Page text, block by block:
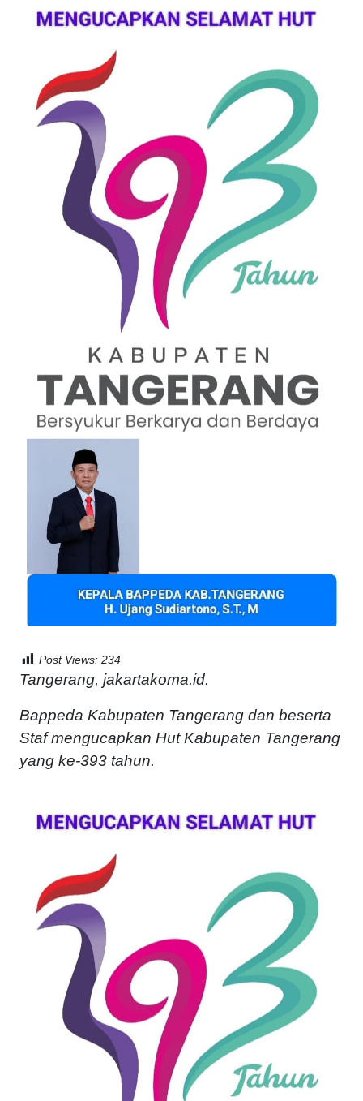
Post Views: 234
Tangerang, jakartakoma.id.
Bappeda Kabupaten Tangerang dan beserta
Staf mengucapkan Hut Kabupaten Tangerang
yang ke-393 tahun.